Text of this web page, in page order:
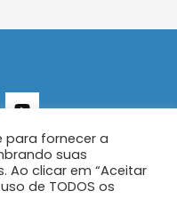
para fornecer a
suas
Ao clicar em “Aceitar
de TODOS os